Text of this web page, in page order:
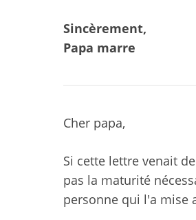
Sincèrement,
Papa marre
Cher papa,
Si cette lettre venait
pas la maturité
personne qui l'a mise